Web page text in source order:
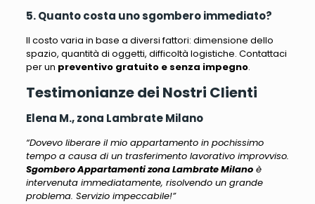
5. Quanto costa uno sgombero immediato?
Il costo varia in base a diversi fattori: dimensione dello
spazio, quantità di oggetti, difficoltà logistiche. Contattaci
per un preventivo gratuito e senza impegno.
Testimonianze dei Nostri Clienti
Elena M., zona Lambrate Milano
“Dovevo liberare il mio appartamento in pochissimo
tempo a causa di un trasferimento lavorativo improvviso.
Sgombero Appartamenti zona Lambrate Milanoè
intervenuta immediatamente, risolvendo un grande
problema. Servizio impeccabile!”